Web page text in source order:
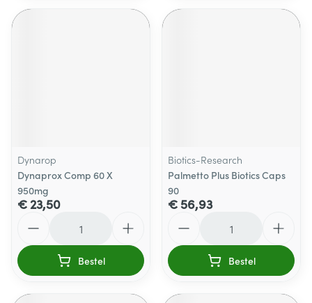
Dynarop
Dynaprox Comp 60 X
950mg
€ 23,50
Bestel
Biotics-Research
Palmetto Plus Biotics Caps
90
€ 56,93
Bestel